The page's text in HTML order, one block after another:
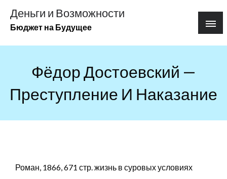
содержимому
Деньги и Возможности
Бюджет на Будущее
Фёдор Достоевский —
Преступление И Наказание
Роман, 1866, 671 стр. жизнь в суровых условиях